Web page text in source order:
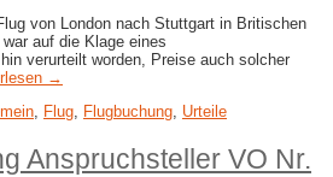
von London nach Stuttgart in Britischen
auf die Klage eines
verurteilt worden, Preise auch solcher
→
, Flug, Flugbuchung, Urteile
Anspruchsteller VO Nr.